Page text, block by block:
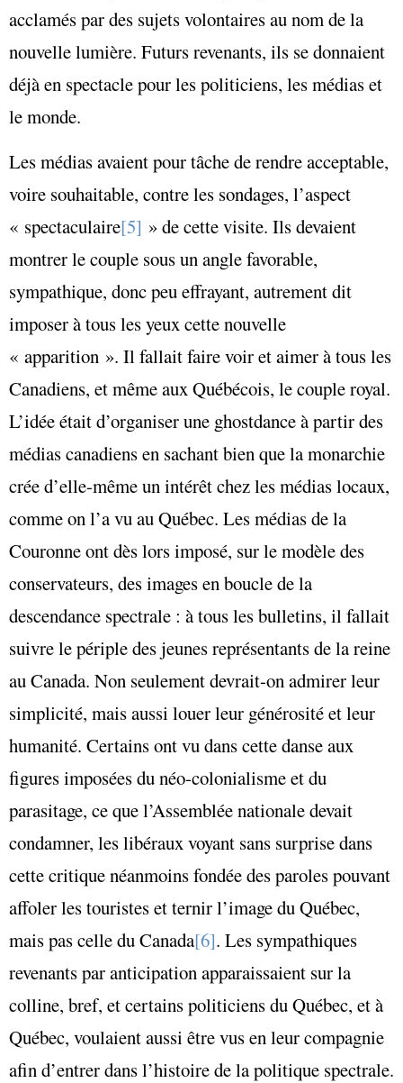
acclamés par des sujets volontaires au nom de la
nouvelle lumière. Futurs revenants, ils se donnaient
déjà en spectacle pour les politiciens, les médias et
le monde.
Les médias avaient pour tâche de rendre acceptable,
voire souhaitable, contre les sondages, l’aspect
« spectaculaire[5] » de cette visite. Ils devaient
montrer le couple sous un angle favorable,
sympathique, donc peu effrayant, autrement dit
imposer à tous les yeux cette nouvelle
« apparition ». Il fallait faire voir et aimer à tous les
Canadiens, et même aux Québécois, le couple royal.
L’idée était d’organiser une ghostdance à partir des
médias canadiens en sachant bien que la monarchie
crée d’elle-même un intérêt chez les médias locaux,
comme on l’a vu au Québec. Les médias de la
Couronne ont dès lors imposé, sur le modèle des
conservateurs, des images en boucle de la
descendance spectrale : à tous les bulletins, il fallait
suivre le périple des jeunes représentants de la reine
au Canada. Non seulement devrait-on admirer leur
simplicité, mais aussi louer leur générosité et leur
humanité. Certains ont vu dans cette danse aux
figures imposées du néo-colonialisme et du
parasitage, ce que l’Assemblée nationale devait
condamner, les libéraux voyant sans surprise dans
cette critique néanmoins fondée des paroles pouvant
affoler les touristes et ternir l’image du Québec,
mais pas celle du Canada[6]. Les sympathiques
revenants par anticipation apparaissaient sur la
colline, bref, et certains politiciens du Québec, et à
Québec, voulaient aussi être vus en leur compagnie
afin d’entrer dans l’histoire de la politique spectrale.